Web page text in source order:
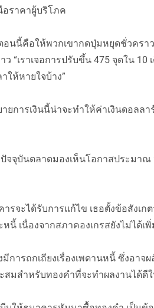
อราคาผู้บริโภค
นนี้คือให้พวกเขากดปุ่มหยุดชั่วครา
“เราเจอการปรับขึ้น 475 จุดใน
ให้หายใจบ้าง”
ายการเงินนี้น่าจะทำให้ค่าเงินดอล
ปัจจุบันตลาดมองเห็นโอกาสประมา
รจะได้รับการแก้ไข เธอตั้งข้อสังเ
นี้ เนื่องจากสภาคองเกรสยังไม่ได้เ
การถกเถียงเรื่องเพดานหนี้ ซึ่งอา
สมสำหรับทองคำที่จะทำผลงานได้ดี